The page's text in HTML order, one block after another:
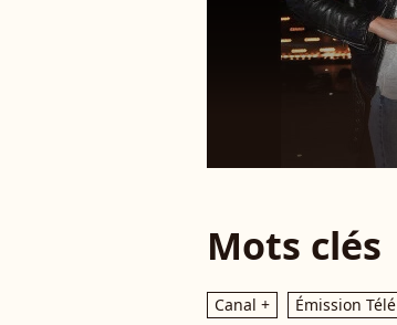
Mots clés
Canal + Émission Télé